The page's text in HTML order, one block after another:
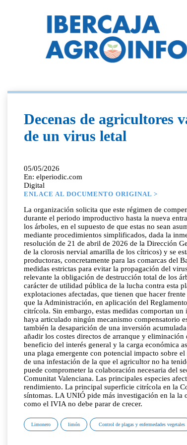
Decenas de agricultores
de un virus letal
05/05/2026
En: elperiodic.com
Digital
ENLACE AL DOCUMENTO ORIGINAL >
La organización solicita que este régimen de
durante el periodo improductivo hasta la nueva
los árboles, en el supuesto de que estas no sean
mediante procedimientos simplificados, dada la
resolución de 21 de abril de 2026 de la Dirección
de la clorosis nervial amarilla de los cítricos) y se
productoras, concretamente para las comarcas del
medidas estrictas para evitar la propagación del
relevante la obligación de destrucción total de los
carácter de utilidad pública de la lucha contra esta
explotaciones afectadas, que tienen que hacer
que la Administración, en aplicación del
citrícola. Sin embargo, estas medidas comportan
haya articulado ningún mecanismo compensatorio
también la desaparición de una inversión
añadir los costes directos de arranque y
beneficio del interés general y la carga económica
una plaga emergente con potencial impacto sobre
de una infestación de la que el agricultor no ha
puede comprometer la colaboración necesaria del
Comunitat Valenciana. Las principales especies
rendimiento. La principal superficie citrícola en la
síntomas. LA UNIÓ pide más investigación en la la
como el IVIA no debe parar de crecer.
Limonero limón Control de plagas y enfermedades vegetales